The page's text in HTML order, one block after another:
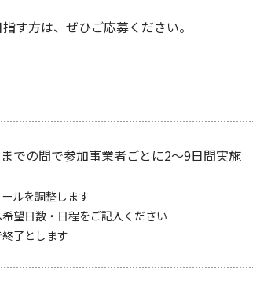
す方は、ぜひご応募ください。
での間で参加事業者ごとに2～9日間実施
ルを調整します
望日数・日程をご記入ください
了とします